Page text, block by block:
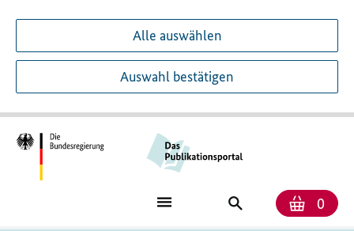
Alle auswählen
Auswahl bestätigen
0